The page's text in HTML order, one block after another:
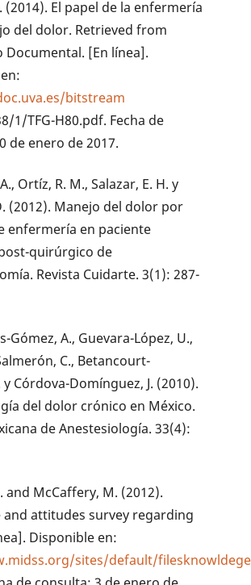
(2014). El papel de la enfermería
del dolor. Retrieved from
Documental. [En línea].
bitstream
1/TFG-H80.pdf. Fecha de
de enero de 2017.
Ortíz, R. M., Salazar, E. H. y
(2012). Manejo del dolor por
enfermería en paciente
quirúrgico de
Revista Cuidarte. 3(1): 287-
Gómez, A., Guevara-López, U.,
C., Betancourt-
y Córdova-Domínguez, J. (2010).
del dolor crónico en México.
de Anestesiología. 33(4):
and McCaffery, M. (2012).
and attitudes survey regarding
Disponible en:
sites/default/